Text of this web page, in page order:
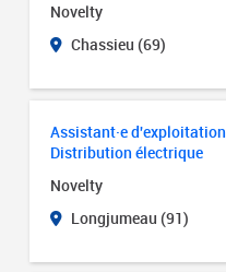
Novelty
Chassieu (69)
Assistant·e d'exploitation
Distribution électrique
Novelty
Longjumeau (91)